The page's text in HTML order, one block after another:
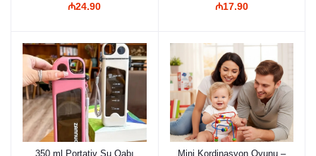
₼24.90
və Paslanmaz Polad
₼17.90
350 ml Portativ Su Qabı
Mini Kordinasyon Oyunu –